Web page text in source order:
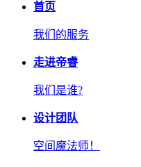
首页
我们的服务
走进帝睿
我们是谁?
设计团队
空间魔法师！